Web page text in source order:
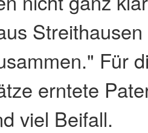
Für
erntete
viel Beifall.